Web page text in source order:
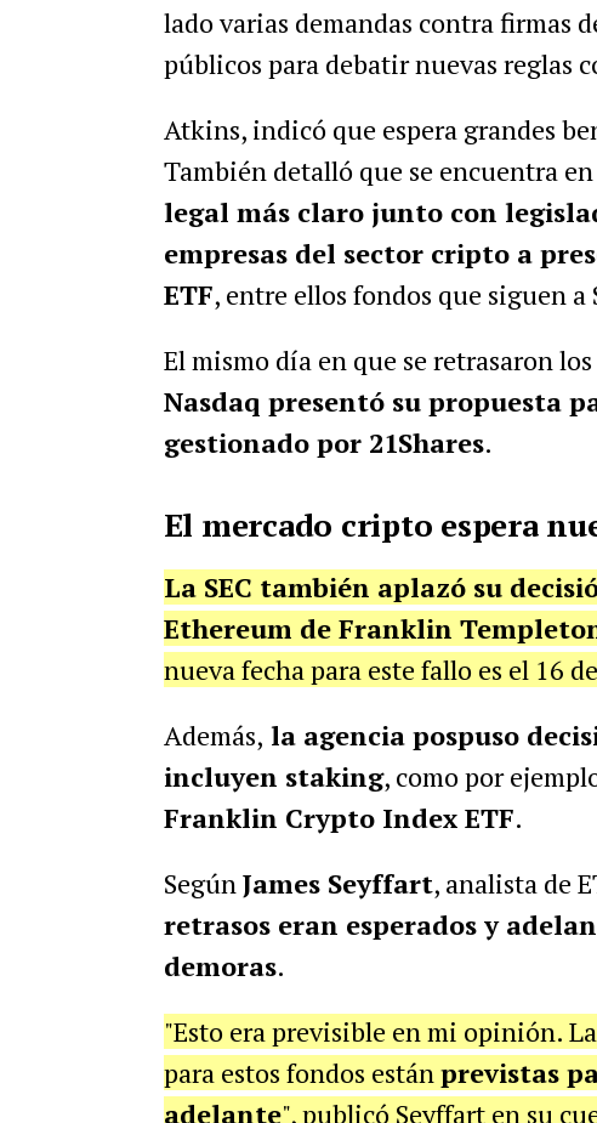
lado varias demandas contra firmas
públicos para debatir nuevas reglas
Atkins, indicó que espera grandes
También detalló que se encuentra en
legal más claro junto con
empresas del sector cripto a
ETF, entre ellos fondos que siguen
El mismo día en que se retrasaron
Nasdaq presentó su propuesta
gestionado por 21Shares.
El mercado cripto espera
La SEC también aplazó su
Ethereum de Franklin
nueva fecha para este fallo es el 16
Además, la agencia pospuso
incluyen staking, como por
Franklin Crypto Index ETF.
SegúnJames Seyffart, analista de
retrasos eran esperados y
demoras.
"Esto era previsible en mi opinión.
para estos fondos estánprevistas
adelante", publicó Seyffart en su